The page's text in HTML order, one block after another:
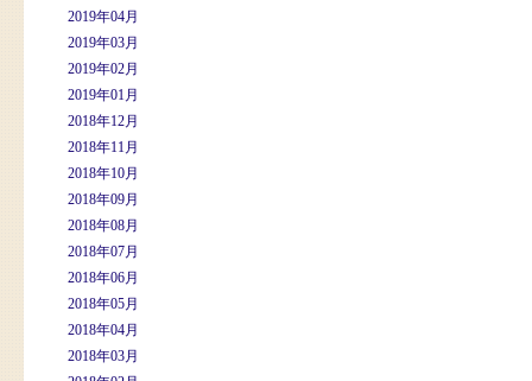
2019年04月
2019年03月
2019年02月
2019年01月
2018年12月
2018年11月
2018年10月
2018年09月
2018年08月
2018年07月
2018年06月
2018年05月
2018年04月
2018年03月